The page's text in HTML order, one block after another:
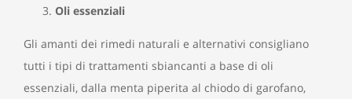
Oli essenziali
Gli amanti dei rimedi naturali e alternativi consigliano
tutti i tipi di trattamenti sbiancanti a base di oli
essenziali, dalla menta piperita al chiodo di garofano,